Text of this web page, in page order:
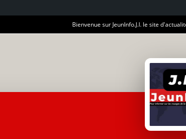
Bienvenue sur JeunInfo.J.I. le site